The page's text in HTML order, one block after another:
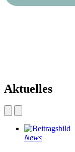
Aktuelles
News